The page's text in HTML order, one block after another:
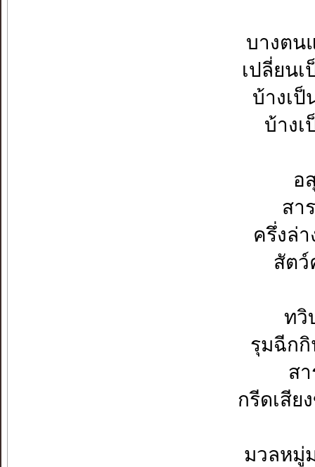
บางตน
เปลี่ยน
บ้างเป็
บ้างเ
อ
สา
ครึ่งล่
สัตว์
ทวิ
รุมฉีกกิ
ส
กรีดเสีย
มวลหมู่